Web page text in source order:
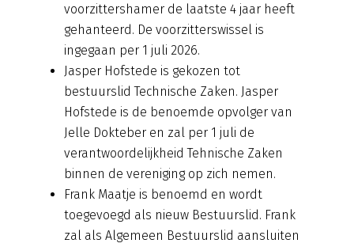
voorzittershamer de laatste 4 jaar heeft
gehanteerd. De voorzitterswissel is
ingegaan per 1 juli 2026.
Jasper Hofstede is gekozen tot
bestuurslid Technische Zaken. Jasper
Hofstede is de benoemde opvolger van
Jelle Dokteber en zal per 1 juli de
verantwoordelijkheid Tehnische Zaken
binnen de vereniging op zich nemen.
Frank Maatje is benoemd en wordt
toegevoegd als nieuw Bestuurslid. Frank
zal als Algemeen Bestuurslid aansluiten